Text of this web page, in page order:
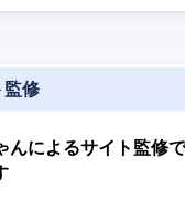
監修
んによるサイト監修